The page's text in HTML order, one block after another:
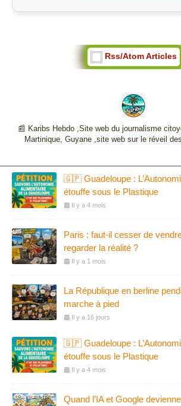
Rss/Atom Articles
📰 Karibs Hebdo ,Site web du journalisme
Martinique, Guyane ,site web sur le réveil
🇬🇵 Guadeloupe :
étouffe sous le Plastique
Il y a 4 mois
Paris : faut-il cesser de
regarder la réalité ?
Il y a 1 mois
La République en berline
marche à pied
Il y a 16 jours
🇬🇵 Guadeloupe :
étouffe sous le Plastique
Il y a 4 mois
Quand l’IA et Google